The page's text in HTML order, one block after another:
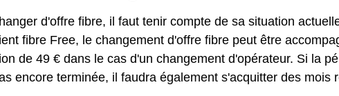
d'offre fibre, il faut tenir compte de sa situation
fibre Free, le changement d'offre fibre peut être
de 49 € dans le cas d'un changement d'opérateur. Si la
encore terminée, il faudra également s'acquitter des mois